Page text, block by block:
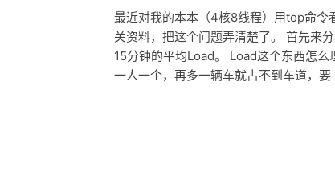
最近对我的本本（4核8线程）用top命令
关资料，把这个问题弄清楚了。 首先来
15分钟的平均Load。 Load这个东西怎
一人一个，再多一辆车就占不到车道，要